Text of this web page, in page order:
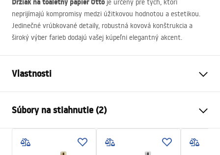
Držiak na toaletný papier Ottoje určený pre tých, ktorí
neprijímajú kompromisy medzi úžitkovou hodnotou a estetikou.
Jedinečné vrúbkované detaily, robustná kovová konštrukcia a
široký výber farieb dodajú vašej kúpeľni elegantný akcent.
Vlastnosti
Materiál
Spôsob montáže
Skrutkovací
Šírka
140
Súbory na stiahnutie (2)
Záručné podmienky